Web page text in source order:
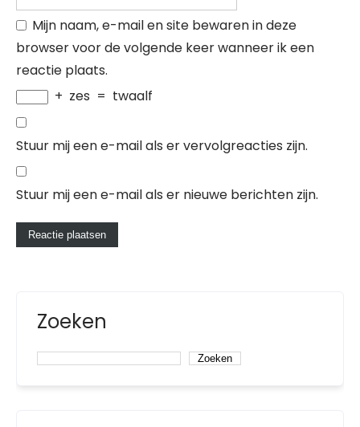
Mijn naam, e-mail en site bewaren in deze
browser voor de volgende keer wanneer ik een
reactie plaats.
+ zes = twaalf
Stuur mij een e-mail als er vervolgreacties zijn.
Stuur mij een e-mail als er nieuwe berichten zijn.
Zoeken
Zoeken